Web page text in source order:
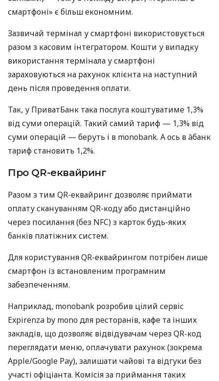
смартфоні» є більш економним.
Зазвичай термінал у смартфоні використовується
разом з касовим інтегратором. Кошти у випадку
використання термінала у смартфоні
зараховуються на рахунок клієнта на наступний
день після проведення оплати.
Так, у ПриватБанк така послуга коштуватиме 1,3%
від суми операцій. Такий самий тариф — 1,3% від
суми операцій — беруть і в monobank. А ось в àбанк
тариф становить 1,2%.
Про QR-еквайринг
Разом з тим QR-еквайринг дозволяє приймати
оплату скануванням QR-коду або дистанційно
через посилання (без NFC) з карток будь-яких
банків платіжних систем.
Для користування QR-еквайрингом потрібен лише
смартфон із встановленим програмним
забезпеченням.
Наприклад, monobank розробив цілий сервіс
Expirenza by mono для ресторанів, кафе та інших
закладів, що дозволяє відвідувачам через QR-код
переглядати меню, оплачувати рахунок (зокрема
Apple/Google Pay), залишати чайові та відгуки без
участі офіціанта. Комісія за приймання таких